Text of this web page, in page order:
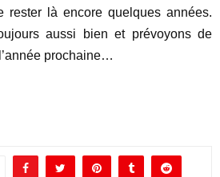
rester là encore quelques années.
aussi bien et prévoyons de
prochaine…